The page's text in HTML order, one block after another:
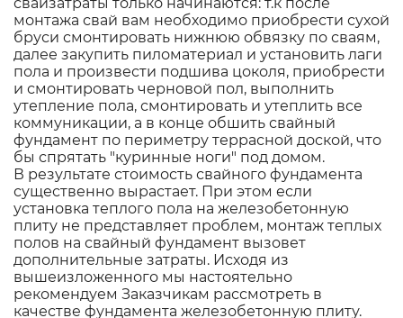
монтажа свай вам необходимо приобрести сухой
бруси смонтировать нижнюю обвязку по сваям,
далее закупить пиломатериал и установить лаги
пола и произвести подшива цоколя, приобрести
и смонтировать черновой пол, выполнить
утепление пола, смонтировать и утеплить все
коммуникации, а в конце обшить свайный
фундамент по периметру террасной доской, что
бы спрятать "куринные ноги" под домом.
В результате стоимость свайного фундамента
существенно вырастает. При этом если
установка теплого пола на железобетонную
плиту не представляет проблем, монтаж теплых
полов на свайный фундамент вызовет
дополнительные затраты. Исходя из
вышеизложенного мы настоятельно
рекомендуем Заказчикам рассмотреть в
качестве фундамента железобетонную плиту.